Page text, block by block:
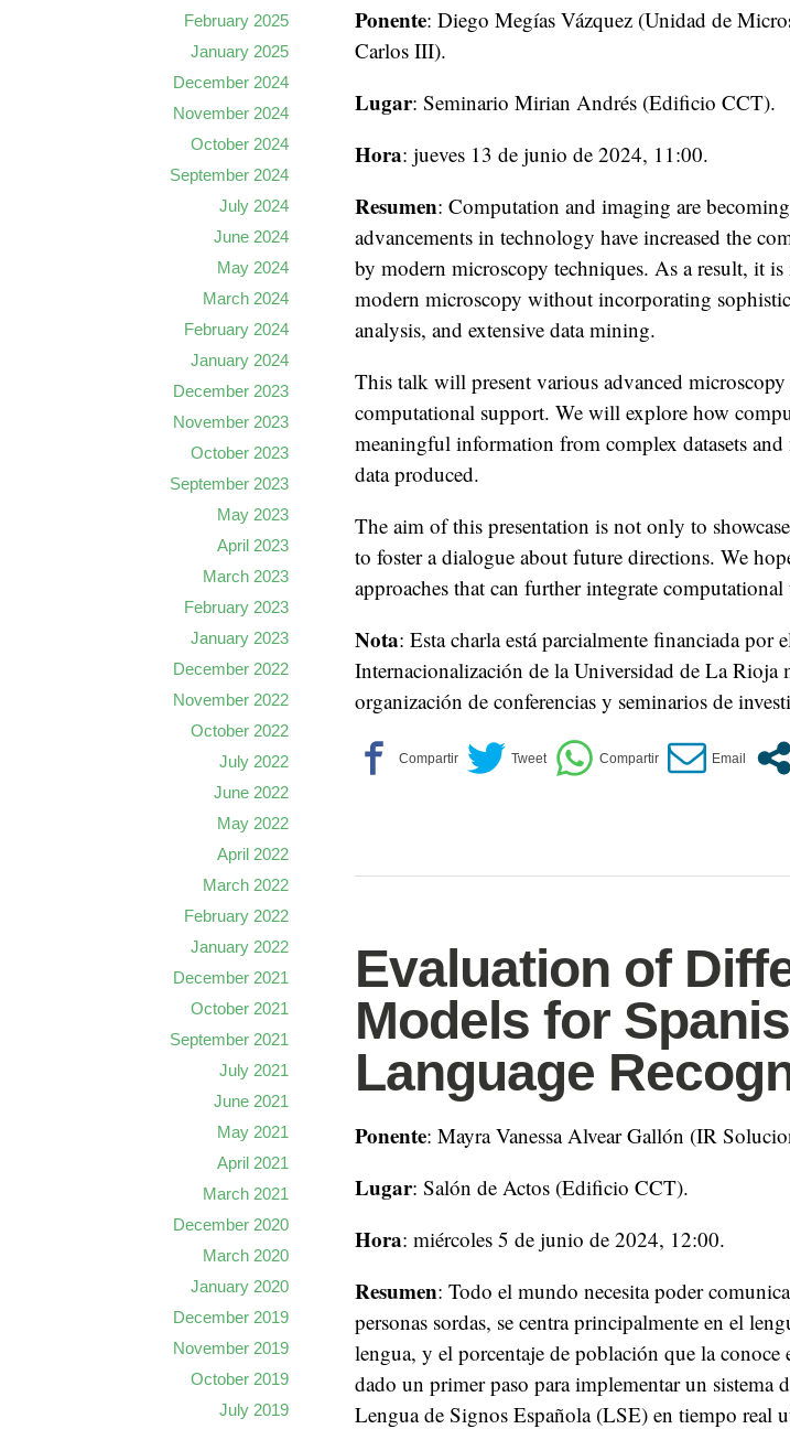
Ponente: Diego Megías Vázquez (Unidad de
Carlos III).
Lugar: Seminario Mirian Andrés (Edificio CCT).
Hora: jueves 13 de junio de 2024, 11:00.
Resumen: Computation and imaging are
advancements in technology have increased the
by modern microscopy techniques. As a result, it
modern microscopy without incorporating
analysis, and extensive data mining.
This talk will present various advanced
computational support. We will explore how
meaningful information from complex datasets
data produced.
The aim of this presentation is not only to
to foster a dialogue about future directions. We
approaches that can further integrate
Nota: Esta charla está parcialmente financiada por
Internacionalización de la Universidad de La Rioja
organización de conferencias y seminarios de
Evaluation of
Models for
Language
Ponente: Mayra Vanessa Alvear Gallón (IR
Lugar: Salón de Actos (Edificio CCT).
Hora: miércoles 5 de junio de 2024, 12:00.
Resumen: Todo el mundo necesita poder
personas sordas, se centra principalmente en el
lengua, y el porcentaje de población que la conoce
dado un primer paso para implementar un sistema
Lengua de Signos Española (LSE) en tiempo real
February 2025
January 2025
December 2024
November 2024
October 2024
September 2024
July 2024
June 2024
May 2024
March 2024
February 2024
January 2024
December 2023
November 2023
October 2023
September 2023
May 2023
April 2023
March 2023
February 2023
January 2023
December 2022
November 2022
October 2022
July 2022
June 2022
May 2022
April 2022
March 2022
February 2022
January 2022
December 2021
October 2021
September 2021
July 2021
June 2021
May 2021
April 2021
March 2021
December 2020
March 2020
January 2020
December 2019
November 2019
October 2019
July 2019